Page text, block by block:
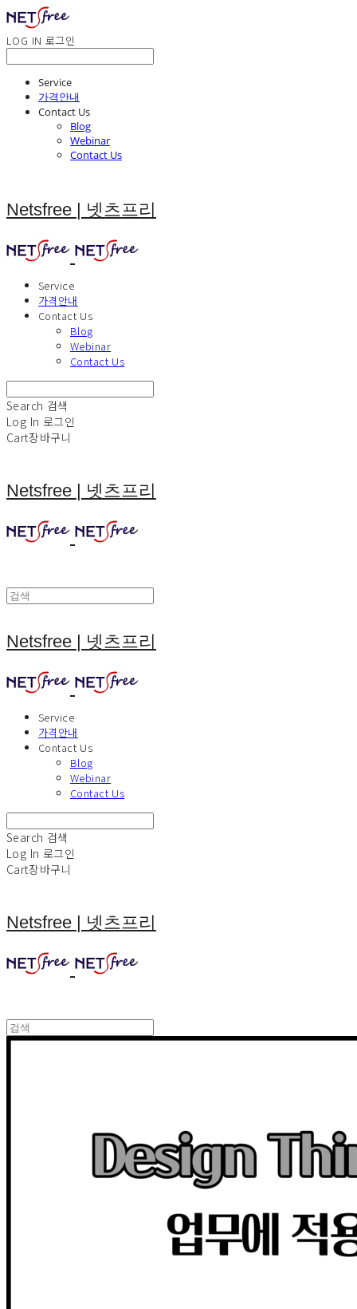
LOG IN 로그인
Service
가격안내
Contact Us
Blog
Webinar
Contact Us
Netsfree | 넷츠프리
Service
가격안내
Contact Us
Blog
Webinar
Contact Us
Search 검색
Log In 로그인
Cart장바구니
Netsfree | 넷츠프리
Netsfree | 넷츠프리
Service
가격안내
Contact Us
Blog
Webinar
Contact Us
Search 검색
Log In 로그인
Cart장바구니
Netsfree | 넷츠프리